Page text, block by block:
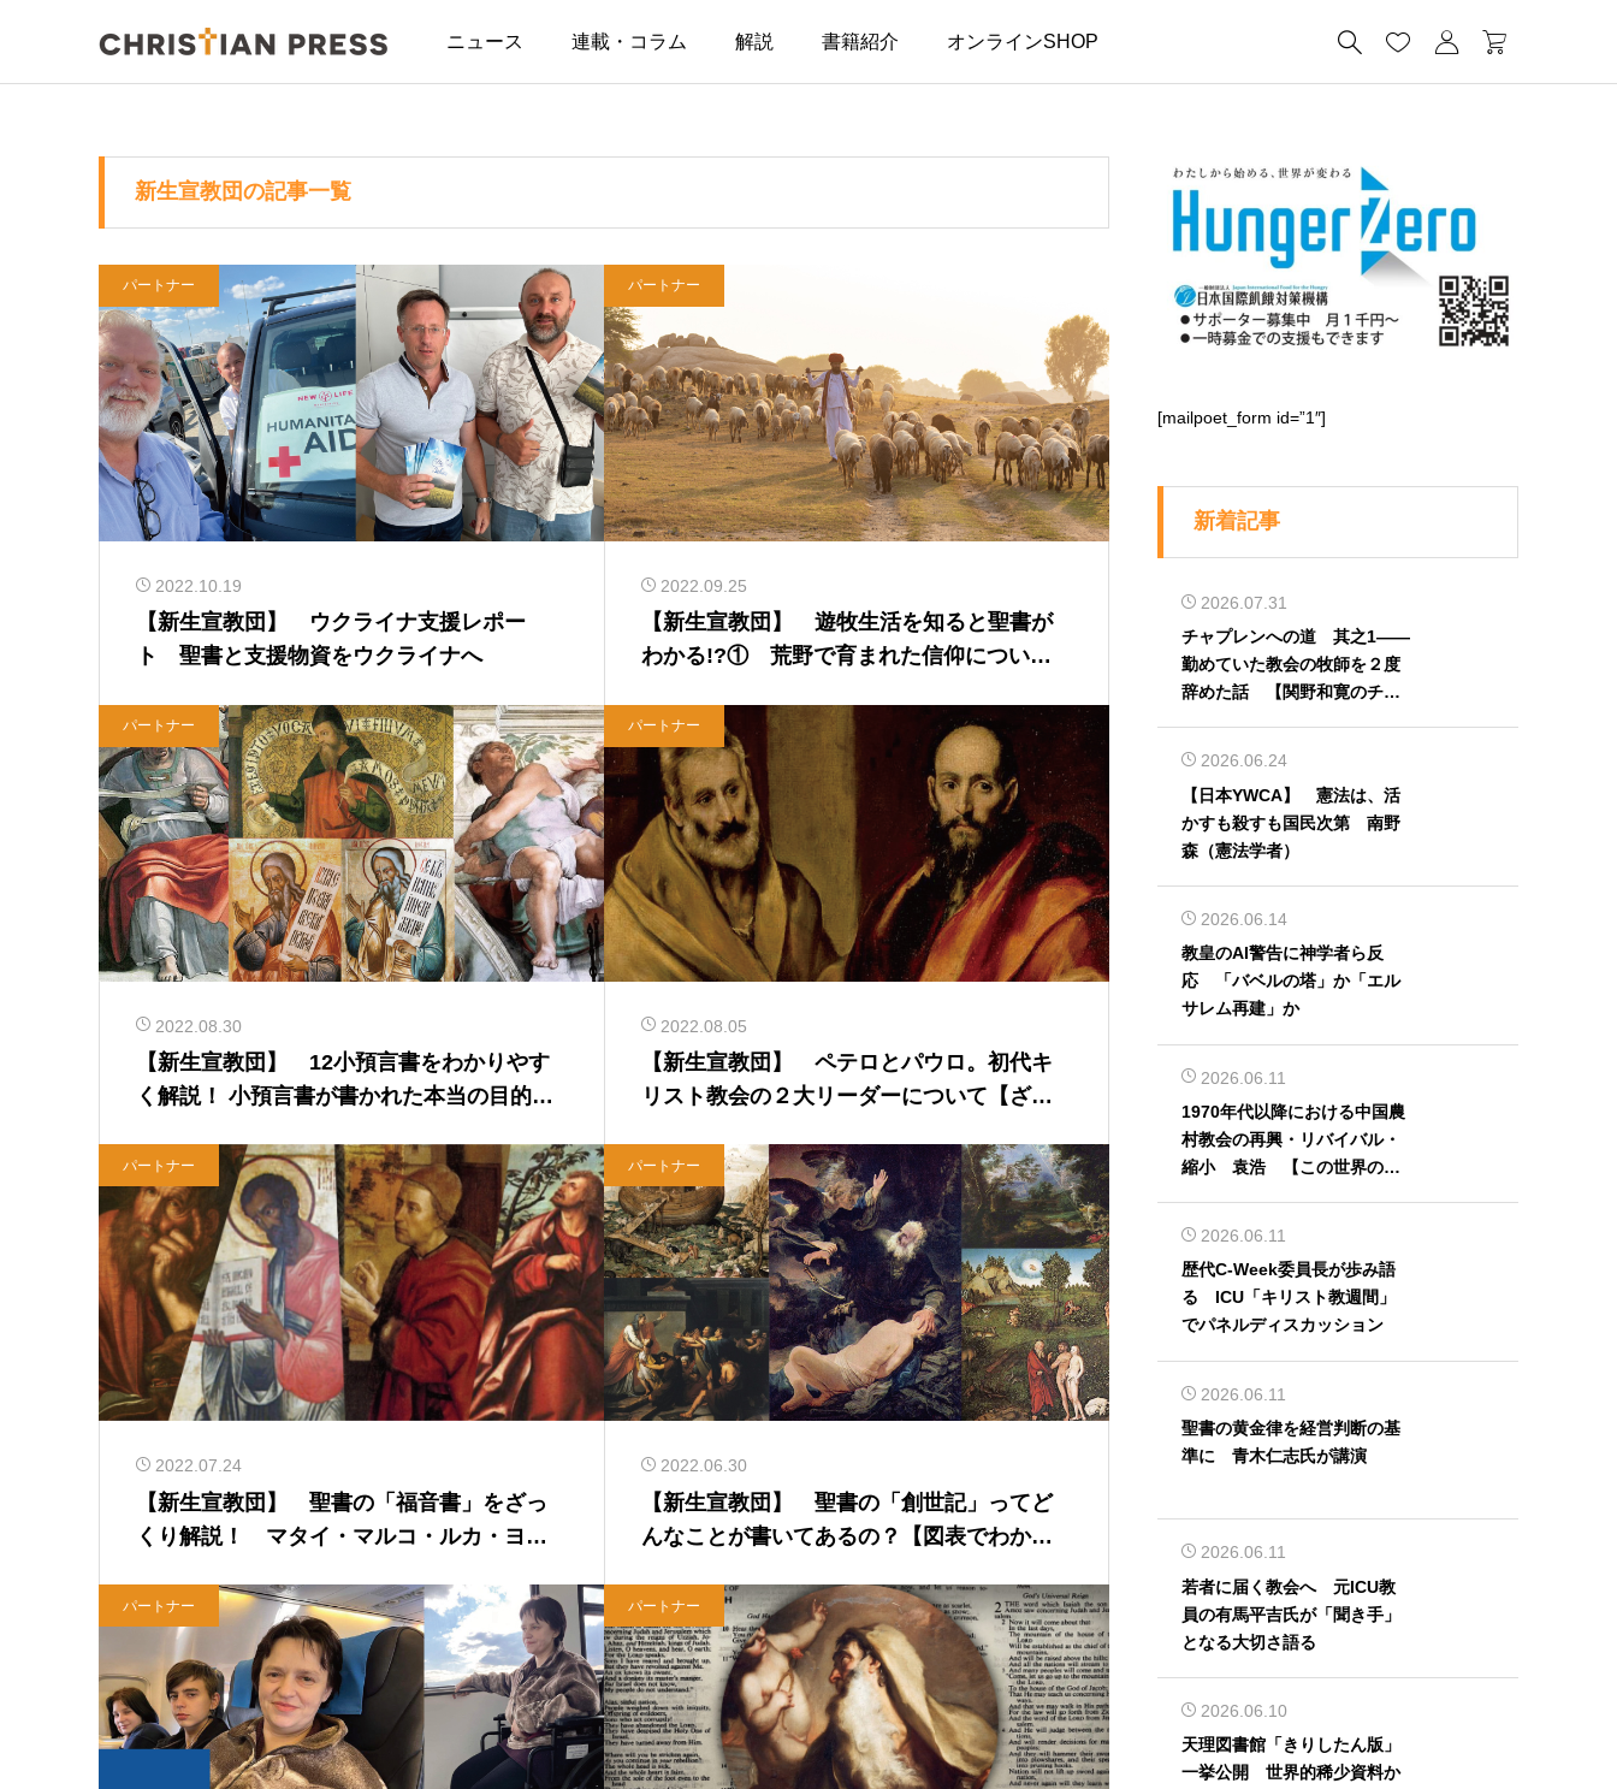
ニュース 連載・コラム 解説 書籍紹介 オンラインSHOP    
新生宣教団の記事一覧
パートナー
2022.10.19
【新生宣教団】 ウクライナ支援レポー
ト 聖書と支援物資をウクライナへ
パートナー
2022.09.25
【新生宣教団】 遊牧生活を知ると聖書が
わかる!?① 荒野で育まれた信仰について
パートナー
2022.08.30
【新生宣教団】 12小預言書をわかりやす
く解説！ 小預言書が書かれた本当の目的と
パートナー
2022.08.05
【新生宣教団】 ペテロとパウロ。初代キ
リスト教会の２大リーダーについて【ざっ
パートナー
2022.07.24
【新生宣教団】 聖書の「福音書」をざっ
くり解説！ マタイ・マルコ・ルカ・ヨハ
パートナー
2022.06.30
【新生宣教団】 聖書の「創世記」ってど
んなことが書いてあるの？【図表でわかり
パートナー パートナー
[mailpoet_form id=”1″]
新着記事
2026.07.31
チャプレンへの道 其之1――
勤めていた教会の牧師を２度
辞めた話 【関野和寛のチャ
2026.06.24
【日本YWCA】 憲法は、活
かすも殺すも国民次第 南野
森（憲法学者）
2026.06.14
教皇のAI警告に神学者ら反
応 「バベルの塔」か「エル
サレム再建」か
2026.06.11
1970年代以降における中国農
村教会の再興・リバイバル・
縮小 袁浩 【この世界の片
2026.06.11
歴代C-Week委員長が歩み語
る ICU「キリスト教週間」
でパネルディスカッション
2026.06.11
聖書の黄金律を経営判断の基
準に 青木仁志氏が講演
2026.06.11
若者に届く教会へ 元ICU教
員の有馬平吉氏が「聞き手」
となる大切さ語る
2026.06.10
天理図書館「きりしたん版」
一挙公開 世界的稀少資料か